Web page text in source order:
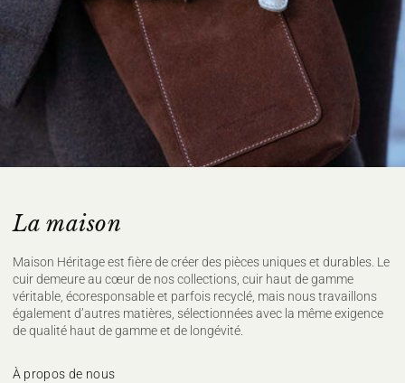
La maison
Maison Héritage est fière de créer des pièces uniques et durables. Le
cuir demeure au cœur de nos collections, cuir haut de gamme
véritable, écoresponsable et parfois recyclé, mais nous travaillons
également d’autres matières, sélectionnées avec la même exigence
de qualité haut de gamme et de longévité.
À propos de nous